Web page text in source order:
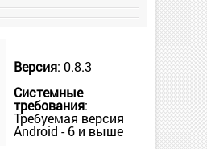
Версия: 0.8.3
Системные
требования:
Требуемая версия
Android - 6 и выше